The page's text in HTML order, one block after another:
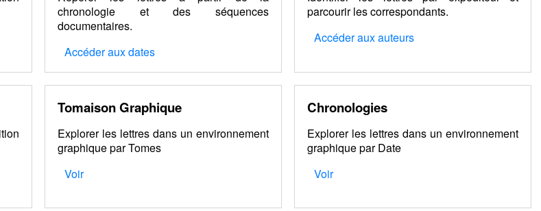
chronologie et des séquences
documentaires.
Accéder aux dates
parcourir les correspondants.
Accéder aux auteurs
Tomaison Graphique
Explorer les lettres dans un environnement
graphique par Tomes
Voir
Chronologies
Explorer les lettres dans un environnement
graphique par Date
Voir